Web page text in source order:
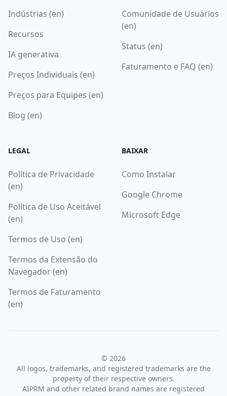
Indústrias (en)
Recursos
IA generativa
Preços Individuais (en)
Preços para Equipes (en)
Blog (en)
Comunidade de Usuários
(en)
Status (en)
Faturamento e FAQ (en)
LEGAL
Política de Privacidade
(en)
Política de Uso Aceitável
(en)
Termos de Uso (en)
Termos da Extensão do
Navegador (en)
Termos de Faturamento
(en)
BAIXAR
Como Instalar
Google Chrome
Microsoft Edge
© 2026
All logos, trademarks, and registered trademarks are the
property of their respective owners.
AIPRM and other related brand names are registered